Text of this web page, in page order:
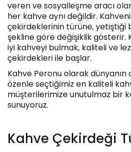
veren ve sosyalleşme aracı
her kahve aynı değildir.
çekirdeklerinin türüne, yetiştiği
şekline göre değişiklik gösterir.
iyi kahveyi bulmak, kaliteli ve
çekirdekleri ile başlar.
Kahve Peronu olarak dünyanın
özenle seçtiğimiz en kaliteli
müşterilerimize unutulmaz bir
sunuyoruz.
Kahve Çekirdeği